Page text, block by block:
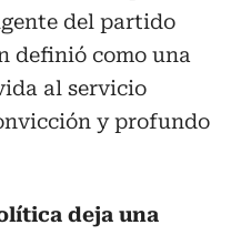
del partido
definió como una
al servicio
y profundo
deja una